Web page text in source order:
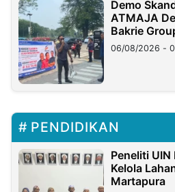
Demo
ATMAJA
Bakrie
06/08/2026 -
PENDIDIKAN
Peneliti
Kelola
Martapura